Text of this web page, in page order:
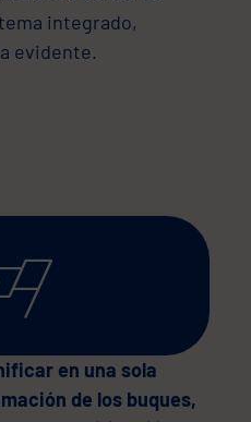
integrado,
evidente.
en una sola
de los buques,